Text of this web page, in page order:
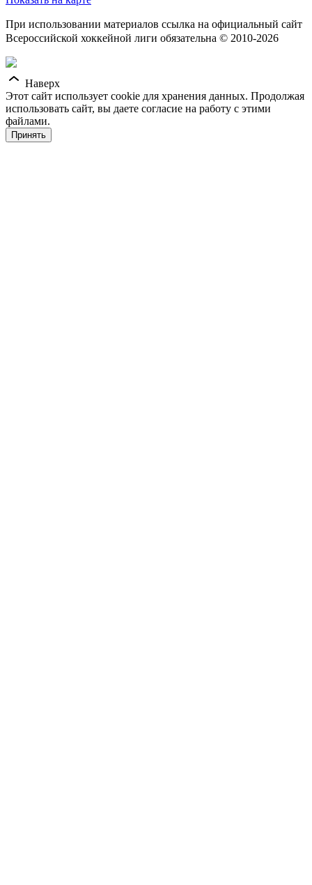
При использовании материалов ссылка на официальный сайт
Всероссийской хоккейной лиги обязательна © 2010-2026
Наверх
Этот сайт использует cookie для хранения данных. Продолжая
использовать сайт, вы даете согласие на работу с этими
файлами.
Принять